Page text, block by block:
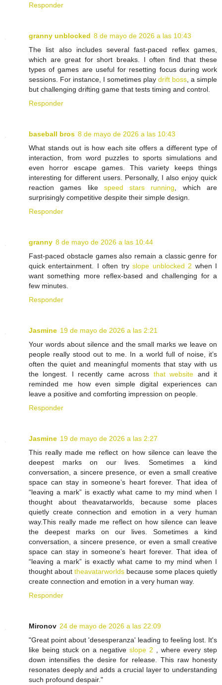
Responder
granny unblocked 8 de mayo de 2026 a las 10:43
The list also includes several fast-paced reflex games,
which are great for short breaks. I often find that these
types of games are useful for resetting focus during work
sessions. For instance, I sometimes play drift boss , a simple
but challenging drifting game that tests timing and control.
Responder
baseball bros 8 de mayo de 2026 a las 10:43
What stands out is how each site offers a different type of
interaction, from word puzzles to sports simulations and
even horror escape games. This variety keeps things
interesting for different users. Personally, I also enjoy quick
reaction games like speed stars running , which are
surprisingly competitive despite their simple design.
Responder
granny 8 de mayo de 2026 a las 10:44
Fast-paced obstacle games also remain a classic genre for
quick entertainment. I often tryslope unblocked 2 when I
want something more reflex-based and challenging for a
few minutes.
Responder
Jasmine 19 de mayo de 2026 a las 2:21
Your words about silence and the small marks we leave on
people really stood out to me. In a world full of noise, it’s
often the quiet and meaningful moments that stay with us
the longest. I recently came across that website and it
reminded me how even simple digital experiences can
leave a positive and comforting impression on people.
Responder
Jasmine 19 de mayo de 2026 a las 2:27
This really made me reflect on how silence can leave the
deepest marks on our lives. Sometimes a kind
conversation, a sincere presence, or even a small creative
space can stay in someone’s heart forever. That idea of
“leaving a mark” is exactly what came to my mind when I
thought about theavatarworlds, because some places
quietly create connection and emotion in a very human
way.This really made me reflect on how silence can leave
the deepest marks on our lives. Sometimes a kind
conversation, a sincere presence, or even a small creative
space can stay in someone’s heart forever. That idea of
“leaving a mark” is exactly what came to my mind when I
thought about theavatarworlds because some places quietly
create connection and emotion in a very human way.
Responder
Mironov 24 de mayo de 2026 a las 22:09
"Great point about 'desesperanza' leading to feeling lost. It's
like being stuck on a negative slope 2 , where every step
down intensifies the desire for release. This raw honesty
resonates deeply and adds a crucial layer to understanding
such profound despair."